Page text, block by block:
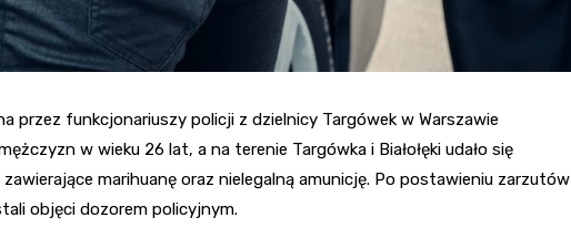
przez funkcjonariuszy policji z dzielnicy Targówek w Warszawie
w wieku 26 lat, a na terenie Targówka i Białołęki udało się
marihuanę oraz nielegalną amunicję. Po postawieniu zarzutów
objęci dozorem policyjnym.